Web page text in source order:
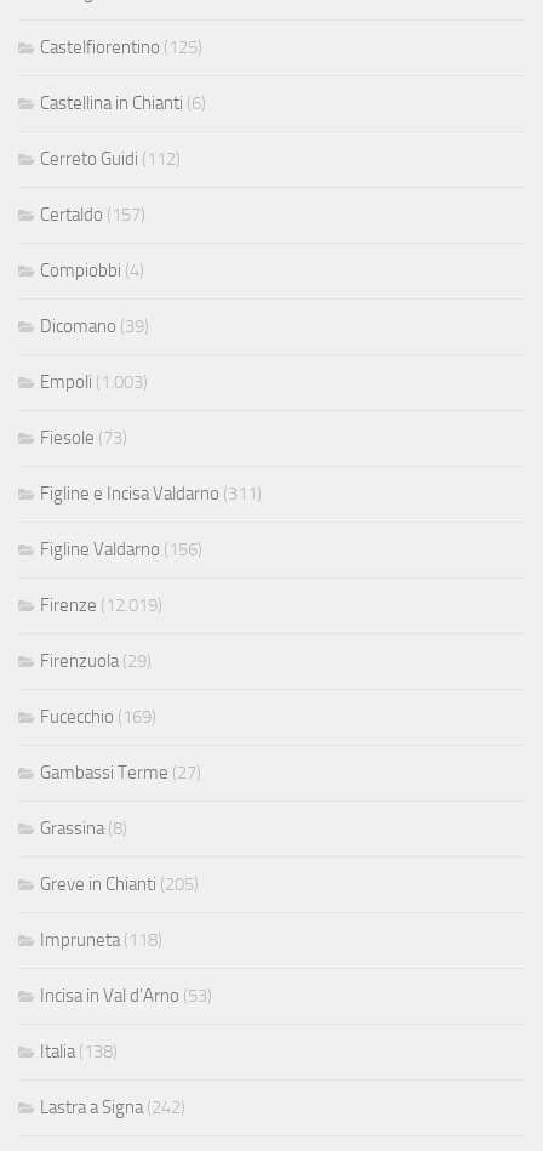
Castelfiorentino (125)
Castellina in Chianti (6)
Cerreto Guidi (112)
Certaldo (157)
Compiobbi (4)
Dicomano (39)
Empoli (1.003)
Fiesole (73)
Figline e Incisa Valdarno (311)
Figline Valdarno (156)
Firenze (12.019)
Firenzuola(29)
Fucecchio (169)
Gambassi Terme (27)
Grassina(8)
Greve in Chianti (205)
Impruneta(118)
Incisa in Val d'Arno (53)
Italia(138)
Lastra a Signa(242)